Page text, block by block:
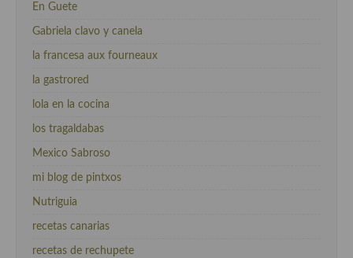
En Guete
Gabriela clavo y canela
la francesa aux fourneaux
la gastrored
lola en la cocina
los tragaldabas
Mexico Sabroso
mi blog de pintxos
Nutriguia
recetas canarias
recetas de rechupete